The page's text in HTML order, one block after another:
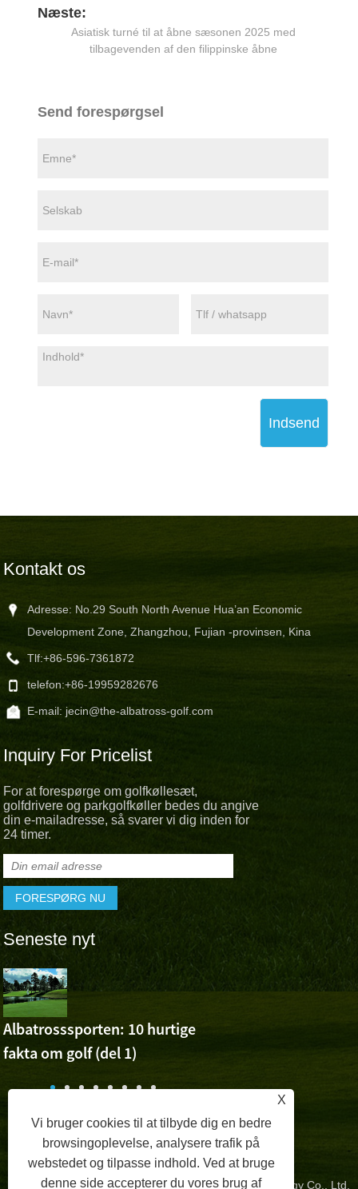
Næste:
Asiatisk turné til at åbne sæsonen 2025 med
tilbagevenden af ​​den filippinske åbne
Send forespørgsel
Indsend
Kontakt os
Adresse: No.29 South North Avenue Hua’an Economic
Development Zone, Zhangzhou, Fujian -provinsen, Kina
Tlf:+86-596-7361872
telefon:+86-19959282676
E-mail: jecin@the-albatross-golf.com
Inquiry For Pricelist
For at forespørge om golfkøllesæt,
golfdrivere og parkgolfkøller bedes du angive
din e-mailadresse, så svarer vi dig inden for
24 timer.
Seneste nyt
Albatrosssporten: 10 hurtige
fakta om golf (del 1)
Albatross
Copyright © 2024 Zhangzhou Albatross Sports Technology Co., Ltd.
X
Vi bruger cookies til at tilbyde dig en bedre
browsingoplevelse, analysere trafik på
webstedet og tilpasse indhold. Ved at bruge
denne side accepterer du vores brug af